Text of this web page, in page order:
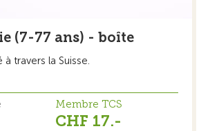
(7-77 ans) - boîte
travers la Suisse.
Membre TCS
CHF 17.-